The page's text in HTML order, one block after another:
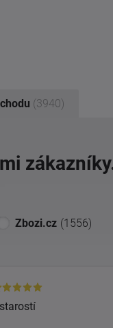
(3940)
Zbozi.cz (1556)